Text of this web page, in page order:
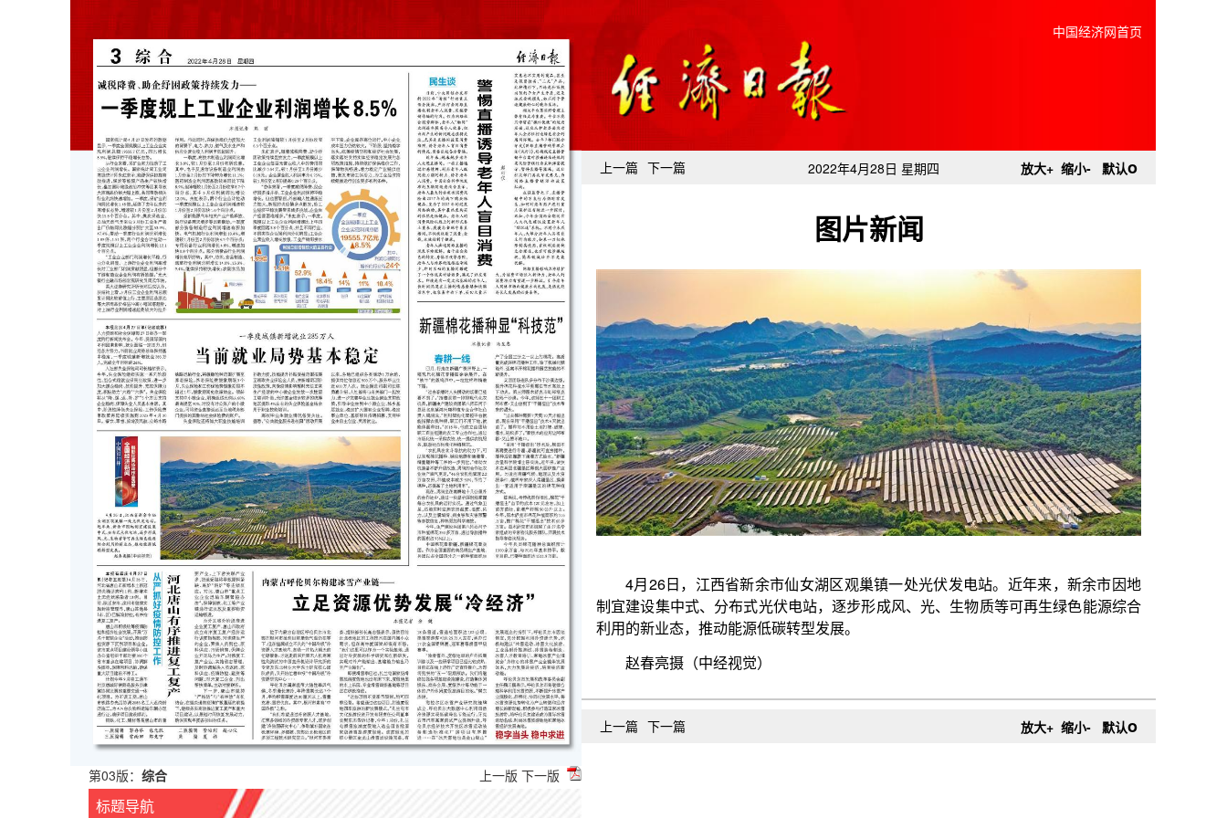
第03版： 综合 上一版 下一版
标题导航
中国经济网首页
上一篇 下一篇 2022年4月28日 星期四 放大+ 缩小- 默认o
图片新闻
4月26日，江西省新余市仙女湖区观巢镇一处光伏发电站。近年来，新余市因地
制宜建设集中式、分布式光伏电站，逐步形成风、光、生物质等可再生绿色能源综合
利用的新业态，推动能源低碳转型发展。
赵春亮摄（中经视觉）
上一篇 下一篇 放大+ 缩小- 默认o